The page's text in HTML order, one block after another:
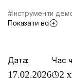
#Інструменти
Показати всі
Дата:
17.02.2026
Час
2